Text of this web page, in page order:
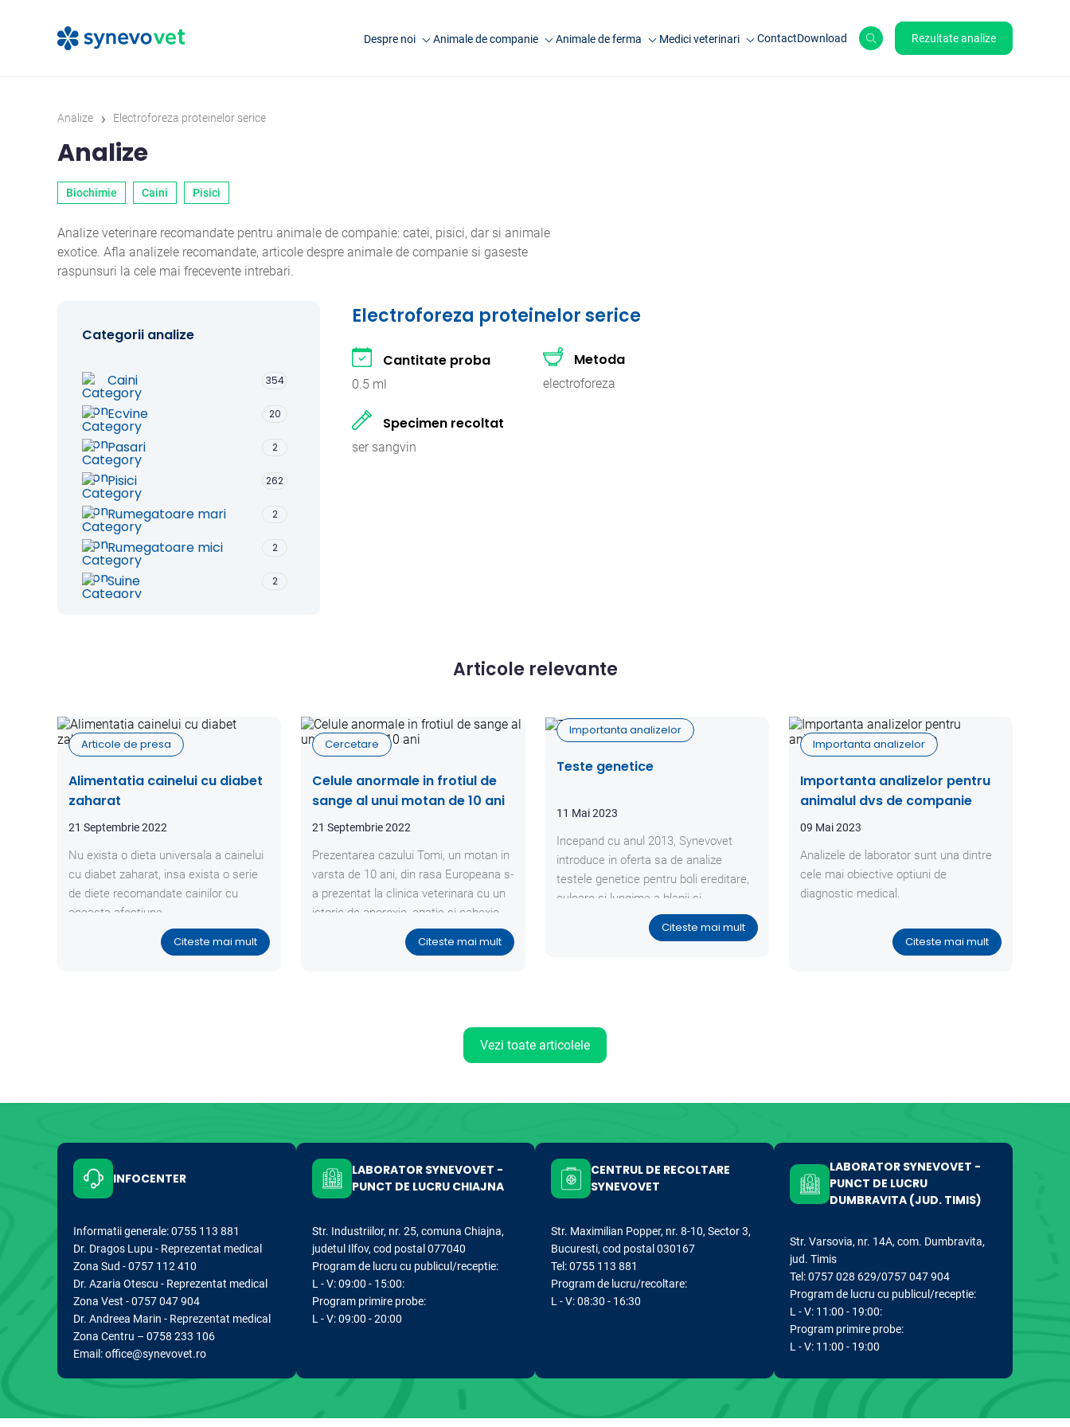
Despre noi
FAQ
Cercetare
Animale de companie Animale de ferma Medici veterinari ContactDownload Rezultate analize
Analize › Electroforeza proteinelor serice
Analize
Biochimie Caini Pisici
Analize veterinare recomandate pentru animale de companie: catei, pisici, dar si animale
exotice. Afla analizele recomandate, articole despre animale de companie si gaseste
raspunsuri la cele mai frecevente intrebari.
Categorii analize
Caini 354
Ecvine 20
Pasari 2
Pisici 262
Rumegatoare mari 2
Rumegatoare mici 2
Suine 2
Electroforeza proteinelor serice
Cantitate proba
0.5 ml
Metoda
electroforeza
Specimen recoltat
ser sangvin
Articole relevante
Articole de presa
Alimentatia cainelui cu diabet
zaharat
21 Septembrie 2022
Nu exista o dieta universala a cainelui
cu diabet zaharat, insa exista o serie
de diete recomandate cainilor cu
aceasta afectiune.
Citeste mai mult
Cercetare
Celule anormale in frotiul de
sange al unui motan de 10 ani
21 Septembrie 2022
Prezentarea cazului Tomi, un motan in
varsta de 10 ani, din rasa Europeana s-
a prezentat la clinica veterinara cu un
istoric de anorexie, apatie si cahexie,
fara a prezenta imbunatatiri ale starii
generale dupa un tratament anterior.
Citeste mai mult
Importanta analizelor
Teste genetice
11 Mai 2023
Incepand cu anul 2013, Synevovet
introduce in oferta sa de analize
testele genetice pentru boli ereditare,
culoare si lungime a blanii si
Citeste mai mult
Importanta analizelor
Importanta analizelor pentru
animalul dvs de companie
09 Mai 2023
Analizele de laborator sunt una dintre
cele mai obiective optiuni de
diagnostic medical.
Citeste mai mult
Vezi toate articolele
INFOCENTER
Informatii generale: 0755 113 881
Dr. Dragos Lupu - Reprezentat medical
Zona Sud - 0757 112 410
Dr. Azaria Otescu - Reprezentat medical
Zona Vest - 0757 047 904
Dr. Andreea Marin - Reprezentat medical
Zona Centru – 0758 233 106
Email: office@synevovet.ro
LABORATOR SYNEVOVET -
PUNCT DE LUCRU CHIAJNA
Str. Industriilor, nr. 25, comuna Chiajna,
judetul Ilfov, cod postal 077040
Program de lucru cu publicul/receptie:
L - V: 09:00 - 15:00:
Program primire probe:
L - V: 09:00 - 20:00
CENTRUL DE RECOLTARE
SYNEVOVET
Str. Maximilian Popper, nr. 8-10, Sector 3,
Bucuresti, cod postal 030167
Tel: 0755 113 881
Program de lucru/recoltare:
L - V: 08:30 - 16:30
LABORATOR SYNEVOVET -
PUNCT DE LUCRU
DUMBRAVITA (JUD. TIMIS)
Str. Varsovia, nr. 14A, com. Dumbravita,
jud. Timis
Tel: 0757 028 629/0757 047 904
Program de lucru cu publicul/receptie:
L - V: 11:00 - 19:00:
Program primire probe:
L - V: 11:00 - 19:00